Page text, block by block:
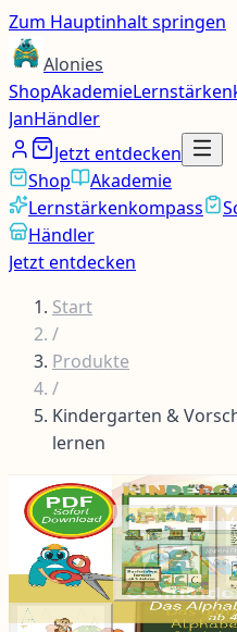
Zum Hauptinhalt springen
Alonies
ShopAkademie
JanHändler
Jetzt entdecken
Shop
Akademie
Lernstärkenkompass
Händler
Jetzt entdecken
Start
/
Produkte
/
Kindergarten &
lernen
Neu